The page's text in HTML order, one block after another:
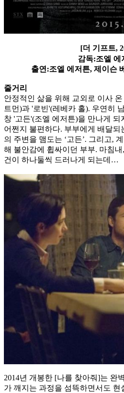
[더 기프트,
감독:조엘 에
출연:조엘 에저튼, 제이슨
줄거리
안정적인 삶을 위해 교외로 이사
트먼)과 '로빈'(레베카 홀). 우연히
창 '고든'(조엘 에저튼)을 만나게
어쩐지 불편하다. 부부에게 배달되
의 주변을 맴도는 ‘고든’. 그리고,
해 불안감에 휩싸이던 부부. 마침
건이 하나둘씩 드러나게 되는데…
2014년 개봉한 [나를 찾아줘]는 완
가 깨지는 과정을 섬뜩하면서도 현